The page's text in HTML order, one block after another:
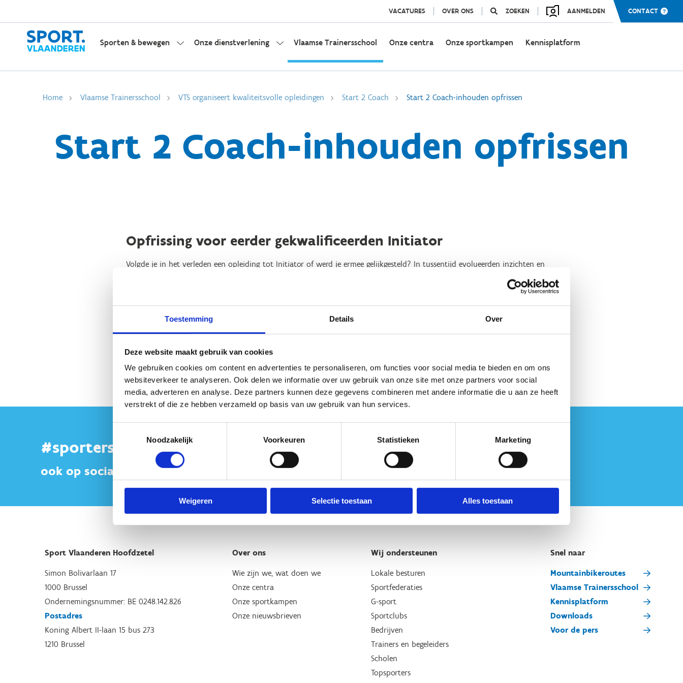
Toestemming Details Over
Deze website maakt gebruik van cookies
We gebruiken cookies om content en advertenties te personaliseren, om functies voor social media te bieden en om ons
websiteverkeer te analyseren. Ook delen we informatie over uw gebruik van onze site met onze partners voor social
media, adverteren en analyse. Deze partners kunnen deze gegevens combineren met andere informatie die u aan ze heeft
verstrekt of die ze hebben verzameld op basis van uw gebruik van hun services.
Noodzakelijk
Voorkeuren Statistieken Marketing
Weigeren Selectie toestaan Alles toestaan
VACATURES OVER ONS ZOEKEN AANMELDEN CONTACT
Sporten & bewegen Onze dienstverlening Vlaamse Trainersschool Onze centra Onze sportkampen Kennisplatform
Home Vlaamse Trainersschool VTS organiseert kwaliteitsvolle opleidingen Start 2 Coach Start 2 Coach-inhouden opfrissen
Start 2 Coach-inhouden opfrissen
Opfrissing voor eerder gekwalificeerden Initiator
Volgde je in het verleden een opleiding tot Initiator of werd je ermee gelijkgesteld? In tussentijd evolueerden inzichten en
leerden ook wij bij. We vormden het vroegere Algemeen Gedeelte Initiator (Module 1) om naar Start 2 Coach, met een state of
the art inhoud over de pedagogisch-didactische basisprincipes rond verantwoord training geven. En deze inzichten delen
Hoe? We ontwikkelden een concrete bijscholing aan de hand van verschillende e-learnings. Zo maak je op een interactieve
manier kennis met de nieuwste inzichten. Meer informatie en inschrijven via de link hiernaast. Na inschrijving blijven de
Schrijf je in
#sportersbelevenmeer
ook op sociale media
Sport Vlaanderen Hoofdzetel
Simon Bolivarlaan 17
1000 Brussel
Ondernemingsnummer: BE 0248.142.826
Postadres
Koning Albert II-laan 15 bus 273
1210 Brussel
Over ons
Wie zijn we, wat doen we
Onze centra
Onze sportkampen
Onze nieuwsbrieven
Wij ondersteunen
Lokale besturen
Sportfederaties
G-sport
Sportclubs
Bedrijven
Trainers en begeleiders
Scholen
Topsporters
Snel naar
Mountainbikeroutes
Vlaamse Trainersschool
Kennisplatform
Downloads
Voor de pers